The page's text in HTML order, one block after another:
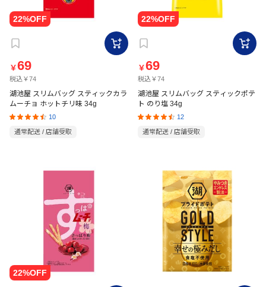
￥69
税込￥74
湖池屋 スリムバッグ スティックカラ
ムーチョ ホットチリ味 34g
10
通常配送 / 店舗受取
￥69
税込￥74
湖池屋 スリムバッグ スティックポテ
ト のり塩 34g
12
通常配送 / 店舗受取